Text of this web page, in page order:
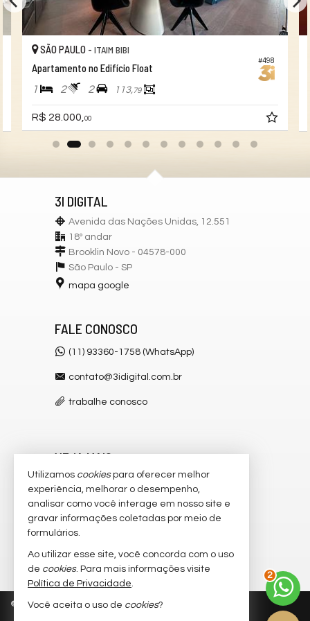
#498
SÃO PAULO -ITAIM BIBI
Apartamento no Edifício Float
1 2 2 113,79
R$ 28.000,00
3I DIGITAL
Avenida das Nações Unidas, 12.551
18º andar
Brooklin Novo - 04578-000
São Paulo - SP
mapa google
FALE CONOSCO
(11) 93360-1758 (WhatsApp)
contato@3idigital.com.br
trabalhe conosco
VEJA MAIS
receba nosso newsletter
cadastre seu imóvel
imóveis favoritos
mapa de imóveis
© 2026 CRECI/SP 32.445-J Política de Privacidade
Utilizamos cookiespara oferecer melhor
experiência, melhorar o desempenho,
analisar como você interage em nosso site e
gravar informações coletadas por meio de
formulários.
Ao utilizar esse site, você concorda com o uso
de cookies. Para mais informações visite
Política de Privacidade.
Você aceita o uso de cookies?